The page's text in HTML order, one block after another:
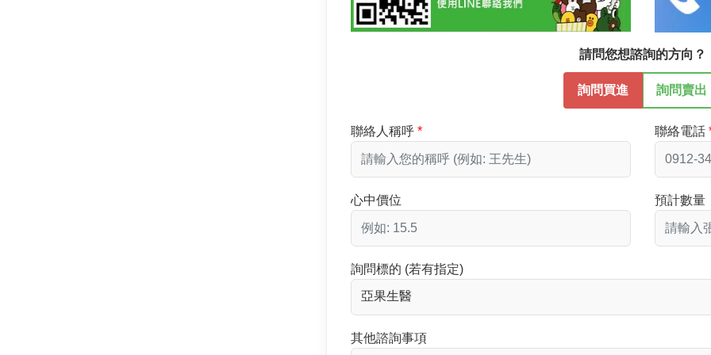
請問您想諮詢的方向？
詢問買進 詢問賣出
聯絡人稱呼 聯絡電話
心中價位 預計數量
詢問標的 (若有指定)
其他諮詢事項